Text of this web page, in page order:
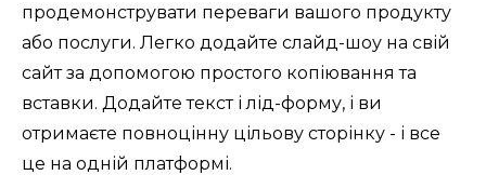
продемонструвати переваги вашого продукту
або послуги. Легко додайте слайд-шоу на свій
сайт за допомогою простого копіювання та
вставки. Додайте текст і лід-форму, і ви
отримаєте повноцінну цільову сторінку - і все
це на одній платформі.